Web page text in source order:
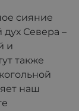
сияние
Севера –
и
также
наш